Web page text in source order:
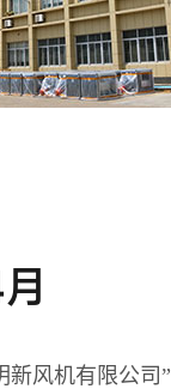
新风机有限公司”